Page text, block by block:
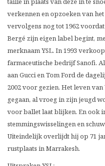
verkennen en opzoeken van
vervolgens nog tot 1962
Bergé zijn eigen label begint,
merknaam YSL. In 1993
farmaceutische bedrijf Sanofi.
aan Gucci en Tom Ford de
2002 voor gezien. Het leven
gegaan, al vroeg in zijn jeugd
voor ballet laat blijken. En ook
stemmingswisselingen en
Uiteindelijk overlijdt hij op 71
rustplaats in Marrakesh.